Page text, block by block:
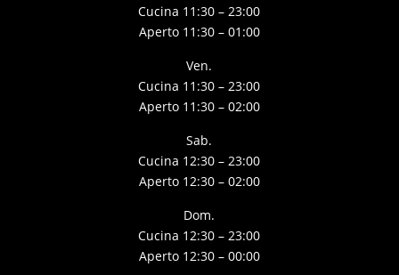
Cucina 11:30 – 23:00
Aperto 11:30 – 01:00
Ven.
Cucina 11:30 – 23:00
Aperto 11:30 – 02:00
Sab.
Cucina 12:30 – 23:00
Aperto 12:30 – 02:00
Dom.
Cucina 12:30 – 23:00
Aperto 12:30 – 00:00